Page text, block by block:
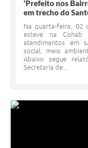
'Prefeito nos
em trecho do
Na quarta-feira, 02
esteve na
atendimentos em
social, meio
Abaixo segue
Secretaria de...